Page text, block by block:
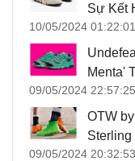
Sự Kết
10/05/2024 01:22:01
Menta'
09/05/2024 22:57:25
OTW
Sterling
09/05/2024 20:32:53